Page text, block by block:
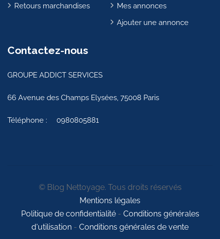
Retours marchandises
Mes annonces
Ajouter une annonce
Contactez-nous
GROUPE ADDICT SERVICES
66 Avenue des Champs Elysées, 75008 Paris
Téléphone : 0980805881
© Blog Nettoyage. Tous droits réservés
Mentions légales
Politique de confidentialité- Conditions générales
d'utilisation - Conditions générales de vente